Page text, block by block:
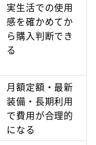
実生活での使用
感を確かめてか
ら購入判断でき
る
月額定額・最新
装備・長期利用
で費用が合理的
になる